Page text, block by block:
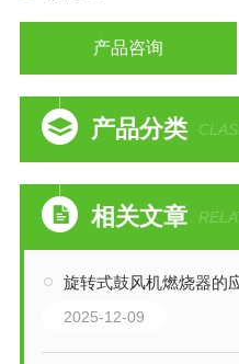
产品咨询
产品分类
相关文章
旋转式鼓风机燃烧器的
2025-12-09